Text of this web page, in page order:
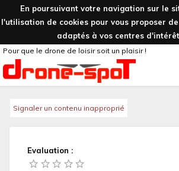
En poursuivant votre navigation sur le
l'utilisation de cookies pour vous proposer
adaptés à vos centres
Pour que le drone de loisir soit un plaisir !
Signaler un contenu inapproprié
Evaluation :